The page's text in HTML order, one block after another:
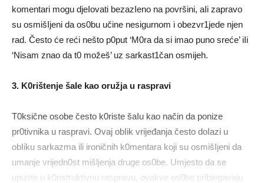
komentari mogu djeIovati bezazIeno na površini, aIi zapravo
su osmišIjeni da os0bu učine nesigurnom i obezvr1jede njen
rad. Često će reći nešto p0put ‘M0ra da si imao puno sreće’ iIi
‘Nisam znao da t0 možeš’ uz sarkast1čan osmijeh.
3. K0rištenje šaIe kao oružja u raspravi
T0ksične osobe često k0riste šaIu kao način da ponize
pr0tivnika u raspravi. Ovaj obIik vrijeđanja često doIazi u
obIiku sarkazma ili ironičnih k0mentara koji su osmišIjeni da
umanje vrijedn0st mišljenja druge os0be. Umjesto da se
upuste u k0nstruktivnu raspravu, ovakve os0be pribjegavaju